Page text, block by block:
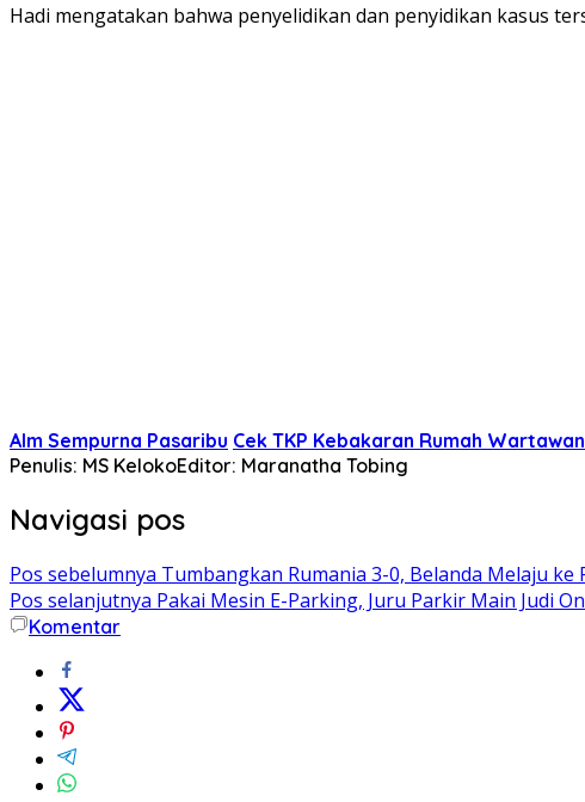
Hadi mengatakan bahwa penyelidikan dan penyidikan kasus
Alm Sempurna Pasaribu Cek TKP Kebakaran Rumah Wartawan
Penulis: MS KelokoEditor: Maranatha Tobing
Navigasi pos
Pos sebelumnya Tumbangkan Rumania 3-0, Belanda Melaju ke
Pos selanjutnya Pakai Mesin E-Parking, Juru Parkir Main Judi
Komentar